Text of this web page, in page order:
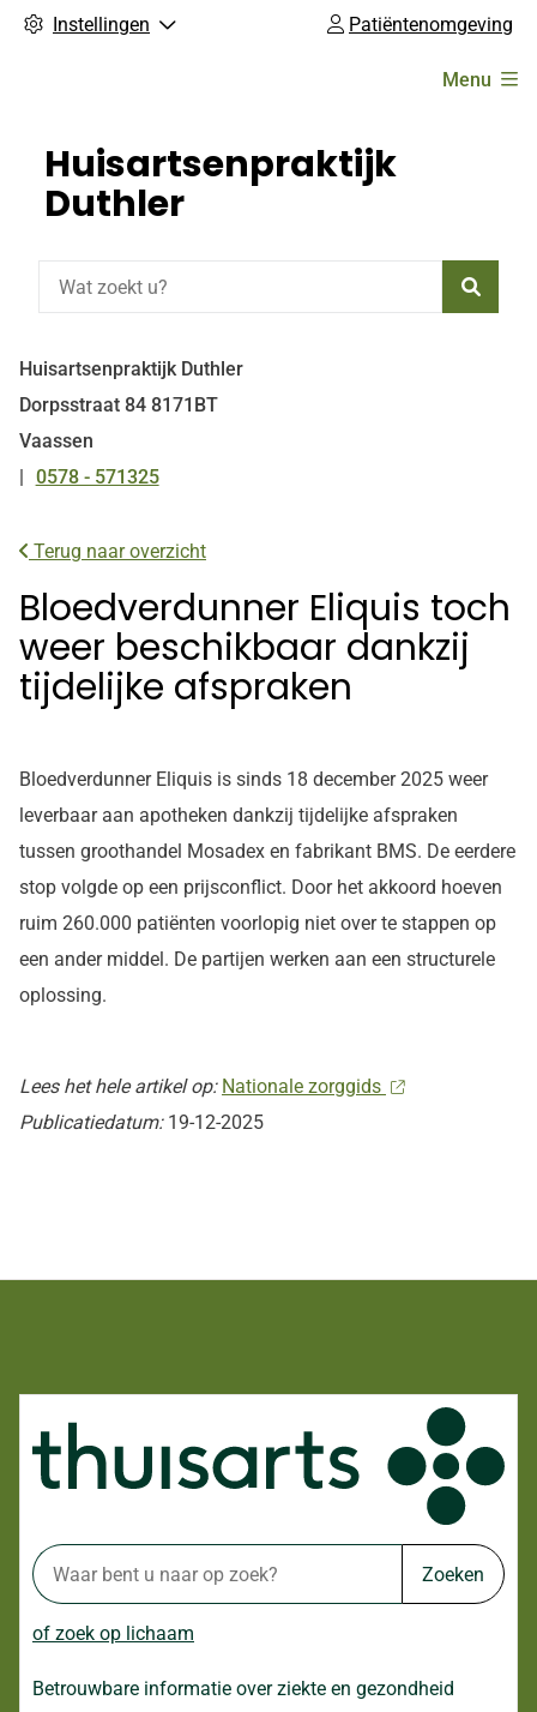
Instellingen Patiëntenomgeving
Menu
Huisartsenpraktijk
Duthler
Huisartsenpraktijk Duthler
Dorpsstraat 84 8171BT
Vaassen
Tel:
0578 - 571325
Terug naar overzicht
Bloedverdunner Eliquis toch
weer beschikbaar dankzij
tijdelijke afspraken
Bloedverdunner Eliquis is sinds 18 december 2025 weer
leverbaar aan apotheken dankzij tijdelijke afspraken
tussen groothandel Mosadex en fabrikant BMS. De eerdere
stop volgde op een prijsconflict. Door het akkoord hoeven
ruim 260.000 patiënten voorlopig niet over te stappen op
een ander middel. De partijen werken aan een structurele
oplossing.
Lees het hele artikel op: Nationale zorggids
Publicatiedatum: 19-12-2025
Zoeken
of zoek op lichaam
Betrouwbare informatie over ziekte en gezondheid